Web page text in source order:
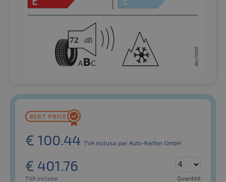
€ 100.44 TVA incluse par Auto-Raifen GmbH
€ 401.76
TVA incluse Quantité